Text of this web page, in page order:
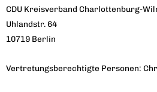
CDU Kreisverband Charlottenburg-
Uhlandstr. 64
10719 Berlin
Vertretungsberechtigte Personen: